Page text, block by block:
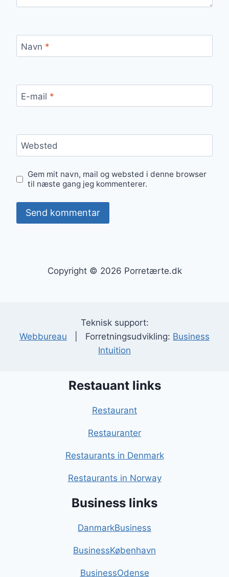
Navn *
E-mail *
Websted
Gem mit navn, mail og websted i denne browser
til næste gang jeg kommenterer.
Copyright © 2026 Porretærte.dk
Teknisk support:
Webbureau | Forretningsudvikling: Business
Intuition
Restauant links
Restaurant
Restauranter
Restaurants in Denmark
Restaurants in Norway
Business links
DanmarkBusiness
BusinessKøbenhavn
BusinessOdense